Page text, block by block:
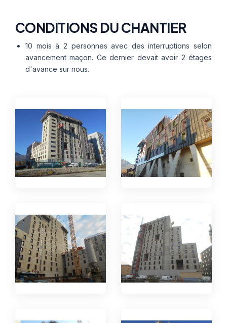
CONDITIONS DU CHANTIER
10 mois à 2 personnes avec des interruptions selon
avancement maçon. Ce dernier devait avoir 2 étages
d'avance sur nous.